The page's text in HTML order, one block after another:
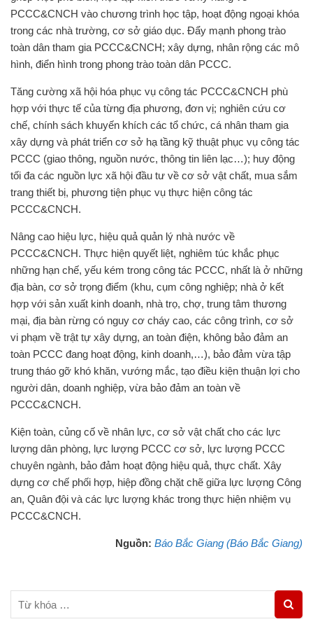
PCCC&CNCH vào chương trình học tập, hoạt động ngoại khóa
trong các nhà trường, cơ sở giáo dục. Đẩy mạnh phong trào
toàn dân tham gia PCCC&CNCH; xây dựng, nhân rộng các mô
hình, điển hình trong phong trào toàn dân PCCC.
Tăng cường xã hội hóa phục vụ công tác PCCC&CNCH phù
hợp với thực tế của từng địa phương, đơn vị; nghiên cứu cơ
chế, chính sách khuyến khích các tổ chức, cá nhân tham gia
xây dựng và phát triển cơ sở hạ tầng kỹ thuật phục vụ công tác
PCCC (giao thông, nguồn nước, thông tin liên lạc…); huy động
tối đa các nguồn lực xã hội đầu tư về cơ sở vật chất, mua sắm
trang thiết bị, phương tiện phục vụ thực hiện công tác
PCCC&CNCH.
Nâng cao hiệu lực, hiệu quả quản lý nhà nước về
PCCC&CNCH. Thực hiện quyết liệt, nghiêm túc khắc phục
những hạn chế, yếu kém trong công tác PCCC, nhất là ở những
địa bàn, cơ sở trọng điểm (khu, cụm công nghiệp; nhà ở kết
hợp với sản xuất kinh doanh, nhà trọ, chợ, trung tâm thương
mại, địa bàn rừng có nguy cơ cháy cao, các công trình, cơ sở
vi phạm về trật tự xây dựng, an toàn điện, không bảo đảm an
toàn PCCC đang hoạt động, kinh doanh,…), bảo đảm vừa tập
trung tháo gỡ khó khăn, vướng mắc, tạo điều kiện thuận lợi cho
người dân, doanh nghiệp, vừa bảo đảm an toàn về
PCCC&CNCH.
Kiện toàn, củng cố về nhân lực, cơ sở vật chất cho các lực
lượng dân phòng, lực lượng PCCC cơ sở, lực lượng PCCC
chuyên ngành, bảo đảm hoạt động hiệu quả, thực chất. Xây
dựng cơ chế phối hợp, hiệp đồng chặt chẽ giữa lực lượng Công
an, Quân đội và các lực lượng khác trong thực hiện nhiệm vụ
PCCC&CNCH.
Nguồn: Báo Bắc Giang (Báo Bắc Giang)